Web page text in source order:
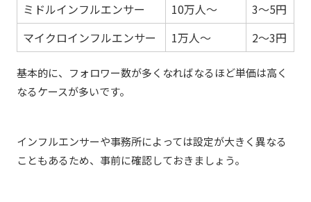
ミドルインフルエンサー
10万人～
3～5円
マイクロインフルエンサー
1万人～ 2～3円
基本的に、フォロワー数が多くなればなるほど単価は高く
なるケースが多いです。
インフルエンサーや事務所によっては設定が大きく異なる
こともあるため、事前に確認しておきましょう。